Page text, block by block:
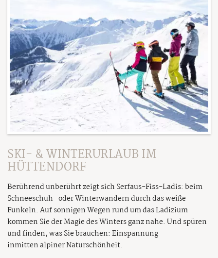
Datenschutz
SKI- & WINTERURLAUB IM
HÜTTENDORF
Berührend unberührt zeigt sich Serfaus-Fiss-Ladis: beim
Schneeschuh- oder Winterwandern durch das weiße
Funkeln. Auf sonnigen Wegen rund um das Ladizium
kommen Sie der Magie des Winters ganz nahe. Und spüren
und finden, was Sie brauchen: Einspannung
inmitten alpiner Naturschönheit.